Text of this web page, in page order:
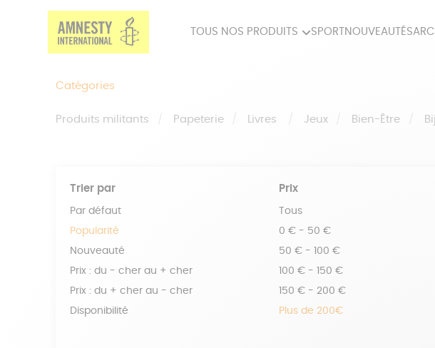
TOUS NOS PRODUITS SPORT NOUVEAUTÉS
Catégories
Produits militants Papeterie Livres Jeux Bien-Être
Trier par
Par défaut
Popularité
Nouveauté
Prix : du - cher au + cher
Prix : du + cher au - cher
Disponibilité
Prix
Tous
0 € - 50 €
50 € - 100 €
100 € - 150 €
150 € - 200 €
Plus de 200€